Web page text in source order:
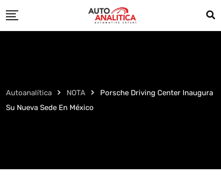
to
Autoanalítica NOTA
Porsche Driving Center Inaugura
Su Nueva Sede En México